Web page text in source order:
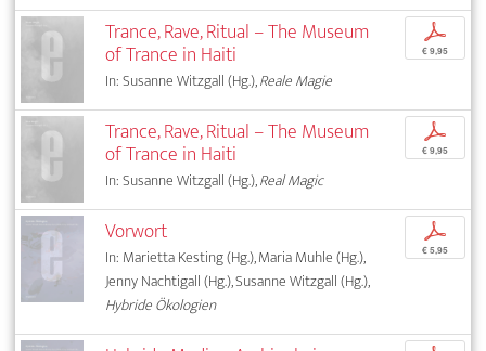
Trance, Rave, Ritual – The Museum
of Trance in Haiti
In: Susanne Witzgall (Hg.),Reale Magie
p
€ 9,95
Trance, Rave, Ritual – The Museum
of Trance in Haiti
In: Susanne Witzgall (Hg.),Real Magic
p
€ 9,95
Vorwort
In: Marietta Kesting (Hg.), Maria Muhle (Hg.),
Jenny Nachtigall (Hg.), Susanne Witzgall (Hg.),
Hybride Ökologien
p
€ 5,95